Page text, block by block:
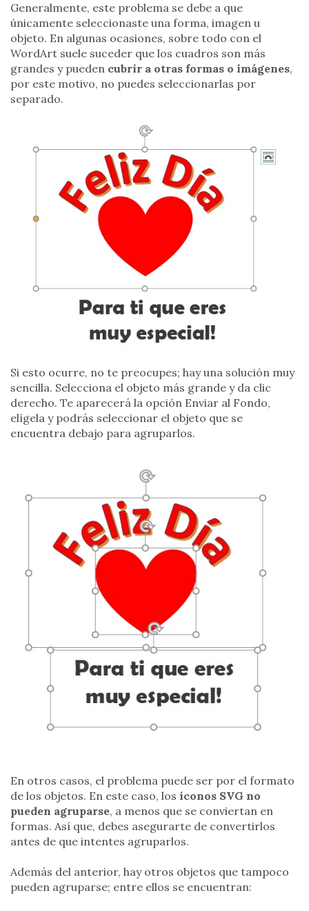
Generalmente, este problema se debe a que
únicamente seleccionaste una forma, imagen u
objeto. En algunas ocasiones, sobre todo con el
WordArt suele suceder que los cuadros son más
grandes y pueden cubrir a otras formas o imágenes,
por este motivo, no puedes seleccionarlas por
separado.
Si esto ocurre, no te preocupes; hay una solución muy
sencilla. Selecciona el objeto más grande y da clic
derecho. Te aparecerá la opción Enviar al Fondo,
elígela y podrás seleccionar el objeto que se
encuentra debajo para agruparlos.
En otros casos, el problema puede ser por el formato
de los objetos. En este caso, los íconos SVG no
pueden agruparse, a menos que se conviertan en
formas. Así que, debes asegurarte de convertirlos
antes de que intentes agruparlos.
Además del anterior, hay otros objetos que tampoco
pueden agruparse; entre ellos se encuentran: